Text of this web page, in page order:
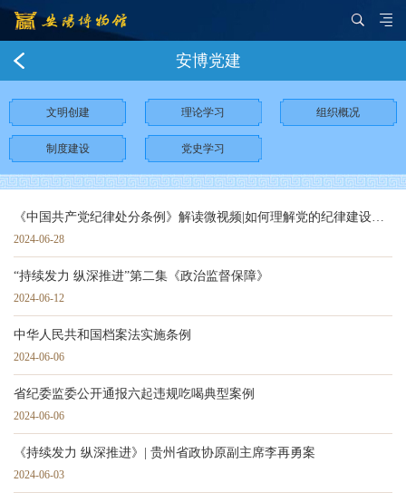
安博党建
文明创建 理论学习 组织概况
制度建设 党史学习
《中国共产党纪律处分条例》解读微视频|如何理解党的纪律建设的总体要求
2024-06-28
“持续发力 纵深推进”第二集《政治监督保障》
2024-06-12
中华人民共和国档案法实施条例
2024-06-06
省纪委监委公开通报六起违规吃喝典型案例
2024-06-06
《持续发力 纵深推进》| 贵州省政协原副主席李再勇案
2024-06-03